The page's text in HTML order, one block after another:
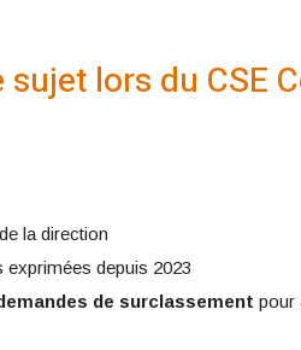
sujet lors du CSE
la direction
depuis 2023
de surclassement pour